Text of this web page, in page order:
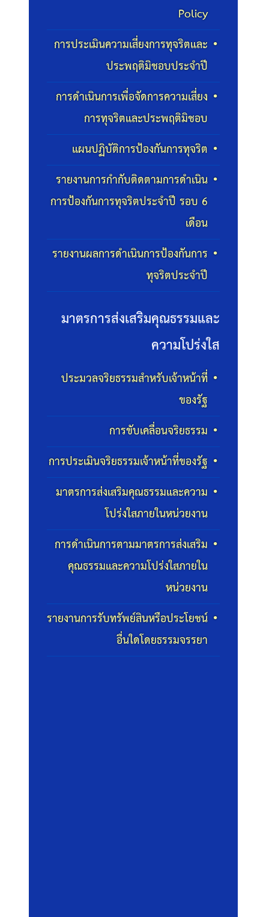
Policy
การประเมินความเสี่ยงการทุจริตและ
ประพฤติมิชอบประจำปี
การดำเนินการเพื่อจัดการความเสี่ยง
การทุจริตและประพฤติมิชอบ
แผนปฏิบัติการป้องกันการทุจริต
รายงานการกำกับติดตามการดำเนิน
การป้องกันการทุจริตประจำปี รอบ 6
เดือน
รายงานผลการดำเนินการป้องกันการ
ทุจริตประจำปี
มาตรการส่งเสริมคุณธรรมและ
ความโปร่งใส
ประมวลจริยธรรมสำหรับเจ้าหน้าที่
ของรัฐ
การขับเคลื่อนจริยธรรม
การประเมินจริยธรรมเจ้าหน้าที่ของรัฐ
มาตรการส่งเสริมคุณธรรมและความ
โปร่งใสภายในหน่วยงาน
การดำเนินการตามมาตรการส่งเสริม
คุณธรรมและความโปร่งใสภายใน
หน่วยงาน
รายงานการรับทรัพย์สินหรือประโยชน์
อื่นใดโดยธรรมจรรยา